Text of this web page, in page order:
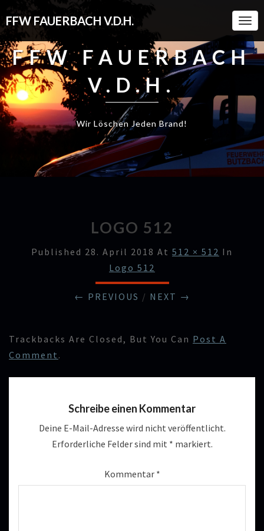
FFW FAUERBACH V.D.H.
FFW FAUERBACH
V.D.H.
Wir Löschen Jeden Brand!
LOGO 512
Published 28. April 2018 At 512 × 512 In
Logo 512
← PREVIOUS / NEXT →
Trackbacks Are Closed, But You Can Post A
Comment .
Schreibe einen Kommentar
Deine E-Mail-Adresse wird nicht veröffentlicht.
Erforderliche Felder sind mit * markiert.
Kommentar *